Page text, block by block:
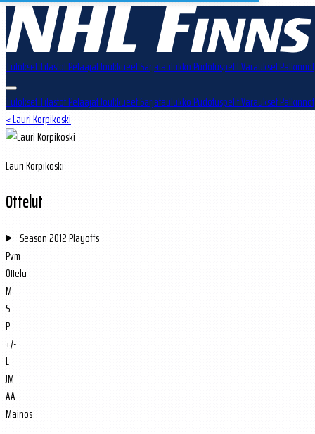
TuloksetTilastotPelaajatJoukkueetSarjataulukkoPudotuspelitVarauksetPalkinnot
TuloksetTilastotPelaajatJoukkueetSarjataulukkoPudotuspelitVarauksetPalkinnot
< Lauri Korpikoski
Lauri Korpikoski
Ottelut
Season2012 Playoffs
Pvm
Ottelu
M
S
P
+/-
L
JM
AA
Mainos